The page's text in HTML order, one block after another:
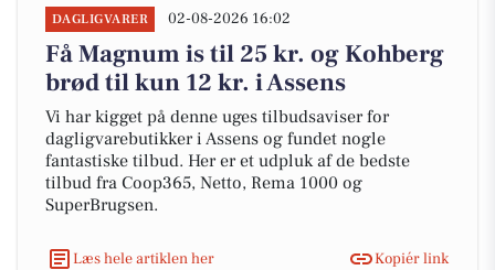
DAGLIGVARER 02-08-2026 16:02
Få Magnum is til 25 kr. og Kohberg
brød til kun 12 kr. i Assens
Vi har kigget på denne uges tilbudsaviser for
dagligvarebutikker i Assens og fundet nogle
fantastiske tilbud. Her er et udpluk af de bedste
tilbud fra Coop365, Netto, Rema 1000 og
SuperBrugsen.
Læs hele artiklen her Kopiér link